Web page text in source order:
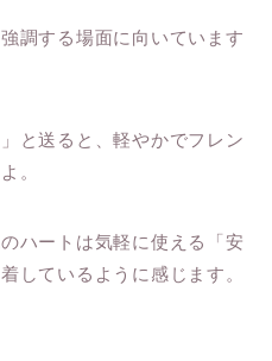
調する場面に向いています
と送ると、軽やかでフレン
。
ハートは気軽に使える「安
しているように感じます。